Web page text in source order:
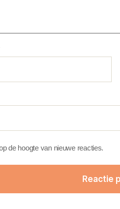
de hoogte van nieuwe reacties.